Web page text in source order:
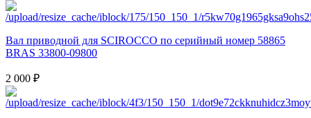
Вал приводной для SCIROCCO по серийный номер 58865
BRAS 33800-09800
2 000 ₽